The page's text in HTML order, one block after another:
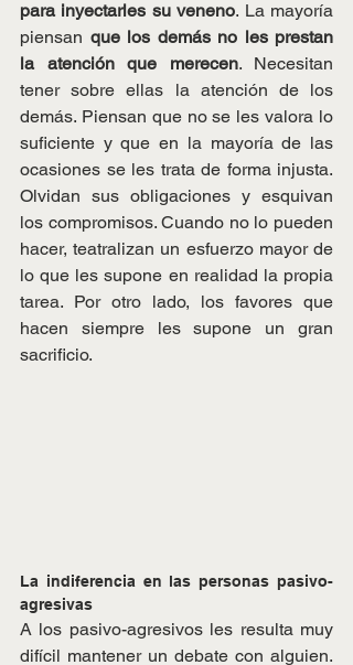
para inyectarles su veneno. La mayoría
piensan que los demás no les prestan
la atención que merecen. Necesitan
tener sobre ellas la atención de los
demás. Piensan que no se les valora lo
suficiente y que en la mayoría de las
ocasiones se les trata de forma injusta.
Olvidan sus obligaciones y esquivan
los compromisos. Cuando no lo pueden
hacer, teatralizan un esfuerzo mayor de
lo que les supone en realidad la propia
tarea. Por otro lado, los favores que
hacen siempre les supone un gran
sacrificio.
La indiferencia en las personas pasivo-
agresivas
A los pasivo-agresivos les resulta muy